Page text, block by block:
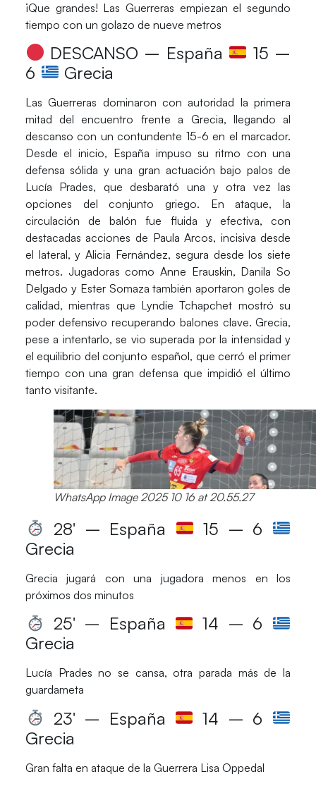
¡Que grandes! LasGuerreras empiezan el segundo
tiempo con un golazo de nueve metros
DESCANSO – España
15 –
6
Grecia
LasGuerreras dominaron con autoridad la primera
mitad del encuentro frente a Grecia, llegando al
descanso con un contundente 15-6 en el marcador.
Desde el inicio, España impuso su ritmo con una
defensa sólida y una gran actuación bajo palos de
Lucía Prades, que desbarató una y otra vez las
opciones del conjunto griego. En ataque, la
circulación de balón fue fluida y efectiva, con
destacadas acciones de Paula Arcos, incisiva desde
el lateral, yAlicia Fernández, segura desde los siete
metros. Jugadoras como Anne Erauskin, Danila So
Delgado y Ester Somaza también aportaron goles de
calidad, mientras que Lyndie Tchapchet mostró su
poder defensivo recuperando balones clave.Grecia,
pese a intentarlo, se vio superada por la intensidad y
el equilibrio del conjunto español, que cerró el primer
tiempo con una gran defensa que impidió el último
tanto visitante.
WhatsApp Image 2025 10 16 at 20.55.27
28′ – España
15 – 6
Grecia
Grecia jugará con una jugadora menos en los
próximos dos minutos
25′ – España
14 – 6
Grecia
Lucía Prades no se cansa, otra parada más de la
guardameta
23′ – España
14 – 6
Grecia
Gran falta en ataque de la Guerrera Lisa Oppedal